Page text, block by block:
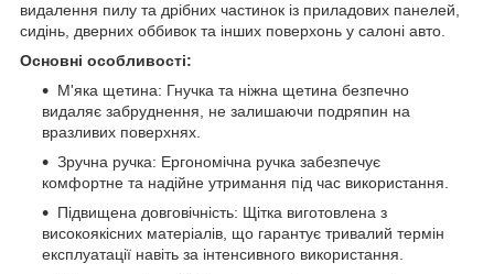
видалення пилу та дрібних частинок із приладових панелей,
сидінь, дверних оббивок та інших поверхонь у салоні авто.
Основні особливості:
М'яка щетина: Гнучка та ніжна щетина безпечно
видаляє забруднення, не залишаючи подряпин на
вразливих поверхнях.
Зручна ручка: Ергономічна ручка забезпечує
комфортне та надійне утримання під час використання.
Підвищена довговічність: Щітка виготовлена з
високоякісних матеріалів, що гарантує тривалий термін
експлуатації навіть за інтенсивного використання.